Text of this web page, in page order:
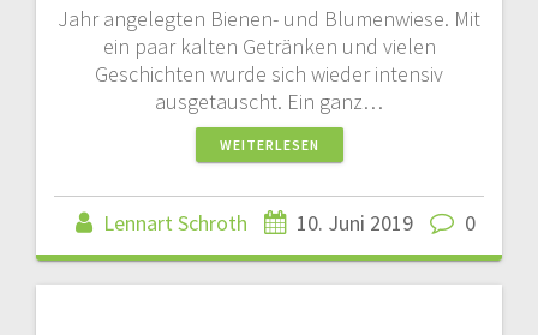
Jahr angelegten Bienen- und Blumenwiese. Mit
ein paar kalten Getränken und vielen
Geschichten wurde sich wieder intensiv
ausgetauscht. Ein ganz…
WEITERLESEN
Lennart Schroth 10. Juni 2019 0